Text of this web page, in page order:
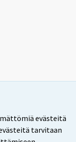
evästeitä
tarvitaan